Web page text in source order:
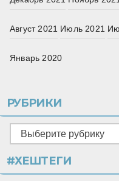
Август 2021 Июль 2021
Январь 2020
РУБРИКИ
Рубрики
#ХЕШТЕГИ